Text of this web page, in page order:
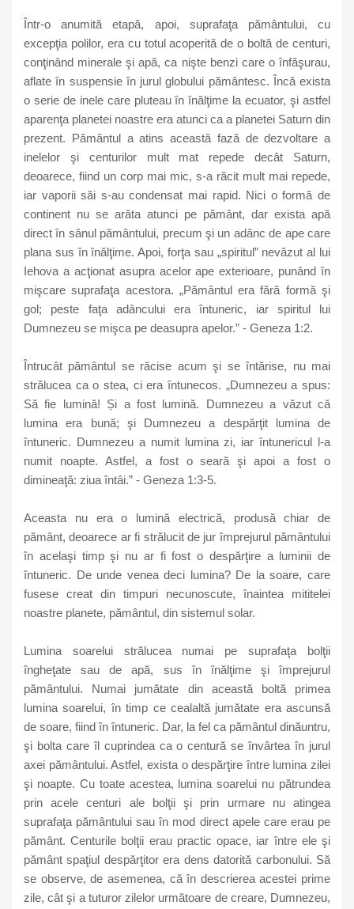
Într-o anumită etapă, apoi, suprafaţa pământului, cu
excepţia polilor, era cu totul acoperită de o boltă de centuri,
conţinând minerale şi apă, ca nişte benzi care o înfăşurau,
aflate în suspensie în jurul globului pământesc. Încă exista
o serie de inele care pluteau în înălţime la ecuator, şi astfel
aparenţa planetei noastre era atunci ca a planetei Saturn din
prezent. Pământul a atins această fază de dezvoltare a
inelelor şi centurilor mult mat repede decât Saturn,
deoarece, fiind un corp mai mic, s-a răcit mult mai repede,
iar vaporii săi s-au condensat mai rapid. Nici o formă de
continent nu se arăta atunci pe pământ, dar exista apă
direct în sânul pământului, precum şi un adânc de ape care
plana sus în înălţime. Apoi, forţa sau „spiritul” nevăzut al lui
Iehova a acţionat asupra acelor ape exterioare, punând în
mişcare suprafaţa acestora. „Pământul era fără formă şi
gol; peste faţa adâncului era întuneric, iar spiritul lui
Dumnezeu se mişca pe deasupra apelor.” - Geneza 1:2.
Întrucât pământul se răcise acum şi se întărise, nu mai
strălucea ca o stea, ci era întunecos. „Dumnezeu a spus:
Să fie lumină! Și a fost lumină. Dumnezeu a văzut că
lumina era bună; şi Dumnezeu a despărţit lumina de
întuneric. Dumnezeu a numit lumina zi, iar întunericul l-a
numit noapte. Astfel, a fost o seară şi apoi a fost o
dimineaţă: ziua întâi.” - Geneza 1:3-5.
Aceasta nu era o lumină electrică, produsă chiar de
pământ, deoarece ar fi strălucit de jur împrejurul pământului
în acelaşi timp şi nu ar fi fost o despărţire a luminii de
întuneric. De unde venea deci lumina? De la soare, care
fusese creat din timpuri necunoscute, înaintea mititelei
noastre planete, pământul, din sistemul solar.
Lumina soarelui strălucea numai pe suprafaţa bolţii
îngheţate sau de apă, sus în înălţime şi împrejurul
pământului. Numai jumătate din această boltă primea
lumina soarelui, în timp ce cealaltă jumătate era ascunsă
de soare, fiind în întuneric. Dar, la fel ca pământul dinăuntru,
şi bolta care îl cuprindea ca o centură se învârtea în jurul
axei pământului. Astfel, exista o despărţire între lumina zilei
şi noapte. Cu toate acestea, lumina soarelui nu pătrundea
prin acele centuri ale bolţii şi prin urmare nu atingea
suprafaţa pământului sau în mod direct apele care erau pe
pământ. Centurile bolţii erau practic opace, iar între ele şi
pământ spaţiul despărţitor era dens datorită carbonului. Să
se observe, de asemenea, că în descrierea acestei prime
zile, cât şi a tuturor zilelor următoare de creare, Dumnezeu,